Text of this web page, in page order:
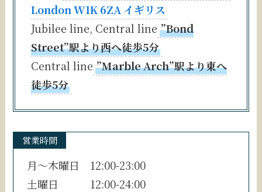
London W1K 6ZA イギリス
Jubilee line, Central line ”Bond
Street”駅より西へ徒歩5分
Central line ”Marble Arch”駅より東へ
徒歩5分
営業時間
月〜木曜日 12:00-23:00
土曜日 12:00-24:00